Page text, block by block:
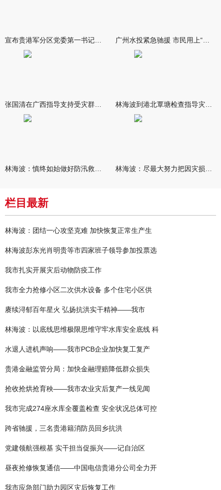
栏目最新
林海波：团结一心攻坚克难 加快恢复正常生产生
林海波彭东光肖明贵等市四家班子领导参加投票选
我市扎实开展灾后动物防疫工作
我市全力抢修小区二次供水设备 多个住宅小区供
赓续浔郁百年星火 弘扬抗洪实干精神——我市
林海波：以底线思维极限思维守牢水库安全底线 科
水退人进机声响——我市PCB企业加快复工复产
贵港金融监管分局：加快金融理赔降低群众损失
抢收抢烘抢育秧——我市农业灾后复产一线见闻
我市完成274座水库全覆盖检查 安全状况总体可控
跨省驰援，三名贵港籍消防员回乡抗洪
党建领航强根基 实干担当促振兴——记自治区
昼夜抢修恢复通信——中国电信贵港分公司全力开
我市应急部门助力园区灾后恢复工作